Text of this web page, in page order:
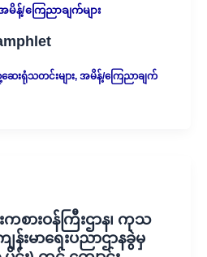
မိန့်/ကြေညာချက်များ
ေးရုံသတင်းများ, အမိန့်/ကြေညာချက်
ကစားဝန်ကြီးဌာန၊ ကုသ
ျန်းမာရေးပညာဌာနခွဲမှ